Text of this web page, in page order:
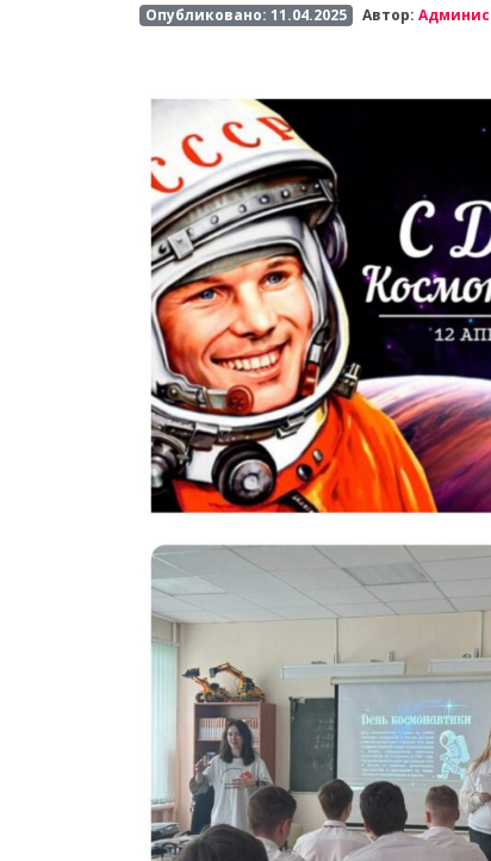
Опубликовано: 11.04.2025 Автор: